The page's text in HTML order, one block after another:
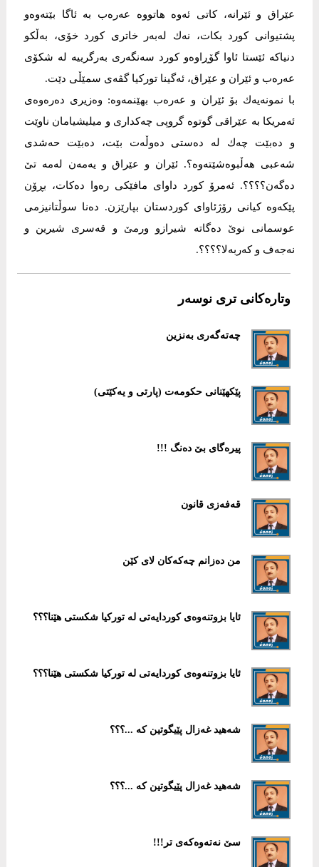
عێراق و ئێرانە، كاتی ئەوە هاتووە عەرەب بە ئاگا بێتەوەو
پشتیوانی كورد بكات، نەك لەبەر خاتری كورد خۆی، بەڵكو
دنیاكە ئێستا ئاوا گۆڕاوەو كورد سەنگەری بەرگرییە لە شكۆی
عەرەب و ئێران و عێراق، ئەگینا توركیا گڤەی سمێڵی دێت.
با نمونەیەك بۆ ئێران و عەرەب بهێنمەوە: وەزیری دەرەوەی
ئەمریكا بە عێراقی گوتوە گروپی چەكداری و میلیشیامان ناوێت
و دەبێت چەك لە دەستی دەوڵەت بێت، دەبێت حەشدی
شەعبی هەڵبوەشێتەوە؟. ئێران و عێراق و یەمەن لەمە تێ
دەگەن؟؟؟؟. ئەمرۆ كورد داوای مافێكی رەوا دەكات، بڕۆن
پێكەوە كیانی رۆژئاوای كوردستان بپارێزن. دەنا سوڵتانیزمی
عوسمانی نوێ دەگاتە شیرازو ورمێ و قەسری شیرین و
نەجەف و كەربەلا؟؟؟؟.
وتارەکانی تری نوسەر
چەتەگەری بەنزین
پێكهێنانی حكومەت (پارتی و یەكێتی)
پیرەگای بێ دەنگ !!!
قەفەزی قانون
من دەزانم چەكەكان لای كێن
ئایا بزوتنەوەی كوردایەتی لە توركیا شكستی هێنا؟؟؟
ئایا بزوتنەوەی كوردایەتی لە توركیا شكستی هێنا؟؟؟
شەهید غەزال پێیگوتین كە ...؟؟؟
شەهید غەزال پێیگوتین كە ...؟؟؟
سێ نه‌ته‌وه‌كه‌ی تر!!!